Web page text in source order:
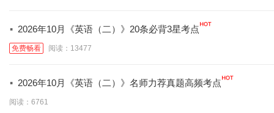
· 2026年10月《英语（二）》20条必背3星考点
免费畅看 阅读：13477
· 2026年10月《英语（二）》名师力荐真题高频考点
阅读：6761